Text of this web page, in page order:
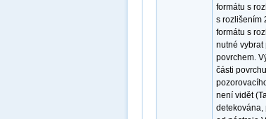
formátu s
s rozlišením
formátu s
nutné vybrat
povrchem.
části
není vidět
detekována,